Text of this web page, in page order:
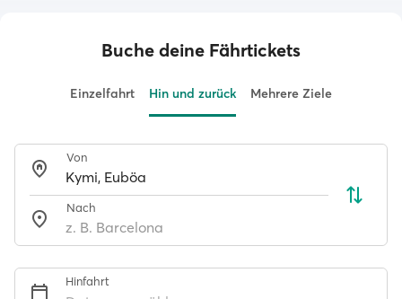
Buche deine Fährtickets
Einzelfahrt Hin und zurück Mehrere Ziele
Von
Nach
Hinfahrt